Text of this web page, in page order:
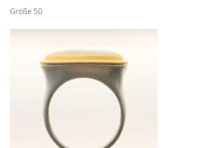
Größe 50